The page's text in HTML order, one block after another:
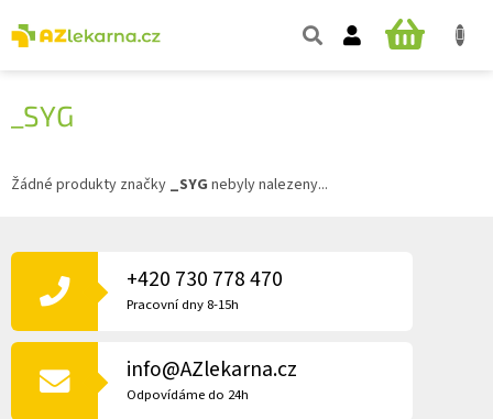
na
obsah
NÁKUPNÍ
_SYG
Žádné produkty značky _SYG nebyly nalezeny...
Á
T
+420 730 778 470
Pracovní dny 8-15h
info@AZlekarna.cz
Odpovídáme do 24h